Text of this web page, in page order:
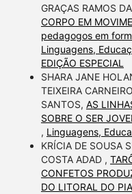
GRAÇAS RAMOS
CORPO EM
pedagogos em
Linguagens,
EDIÇÃO ESPECIAL
SHARA JANE
TEIXEIRA
SANTOS, AS
SOBRE O SER
, Linguagens,
KRÍCIA DE SOUSA
COSTA ADAD ,
CONFETOS
DO LITORAL DO